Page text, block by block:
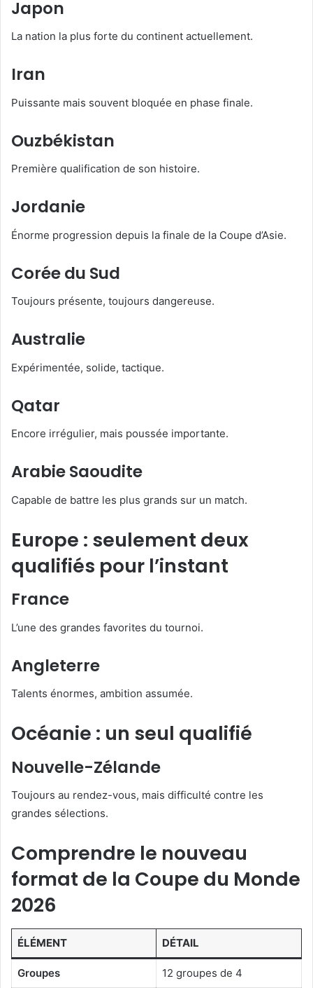
Japon
La nation la plus forte du continent actuellement.
Iran
Puissante mais souvent bloquée en phase finale.
Ouzbékistan
Première qualification de son histoire.
Jordanie
Énorme progression depuis la finale de la Coupe d’Asie.
Corée du Sud
Toujours présente, toujours dangereuse.
Australie
Expérimentée, solide, tactique.
Qatar
Encore irrégulier, mais poussée importante.
Arabie Saoudite
Capable de battre les plus grands sur un match.
Europe : seulement deux
qualifiés pour l’instant
France
L’une des grandes favorites du tournoi.
Angleterre
Talents énormes, ambition assumée.
Océanie : un seul qualifié
Nouvelle-Zélande
Toujours au rendez-vous, mais difficulté contre les
grandes sélections.
Comprendre le nouveau
format de la Coupe du Monde
2026
ÉLÉMENT DÉTAIL
Groupes 12 groupes de 4